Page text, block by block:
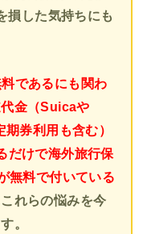
損した気持ちにも
であるにも関わ
金（Suicaや
券利用も含む）
だけで海外旅行保
無料で付いている
れらの悩みを今
。